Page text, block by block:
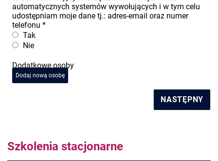
automatycznych systemów wywołujących i w tym celu
udostępniam moje dane tj.: adres-email oraz numer
telefonu *
Tak
Nie
Dodatkowe osoby
Dodaj nową osobę
NASTĘPNY
Szkolenia stacjonarne